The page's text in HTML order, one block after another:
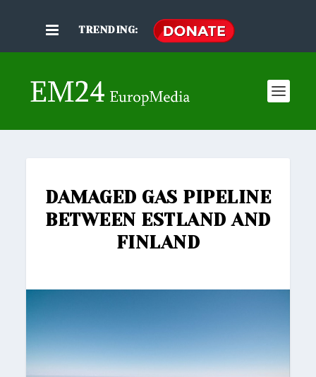
TRENDING:
DAMAGED GAS PIPELINE
BETWEEN ESTLAND AND
FINLAND